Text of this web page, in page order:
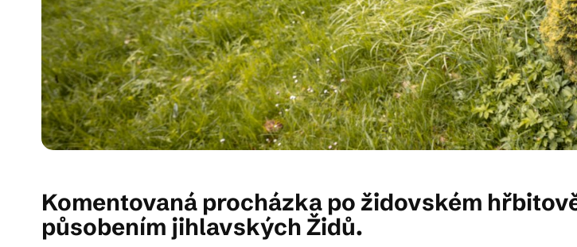
Komentovaná procházka po židovském
působením jihlavských Židů.